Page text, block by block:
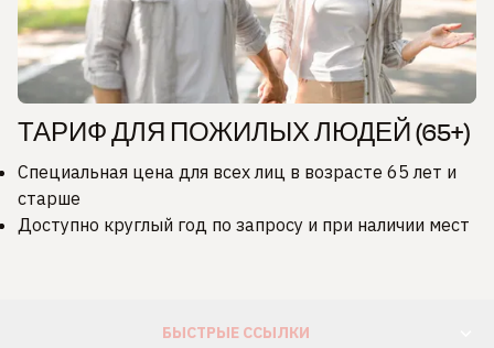
ТАРИФ ДЛЯ ПОЖИЛЫХ ЛЮДЕЙ (65+)
Специальная цена для всех лиц в возрасте 65 лет и
старше
Доступно круглый год по запросу и при наличии мест
БЫСТРЫЕ ССЫЛКИ